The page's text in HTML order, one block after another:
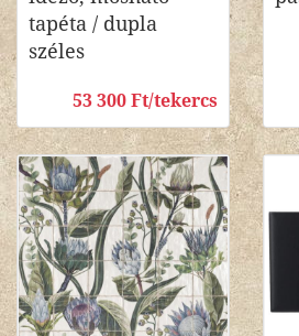
tapéta / dupla
széles
53 300 Ft/tekercs